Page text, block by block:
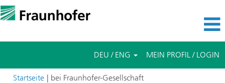
DEU / ENG MEIN PROFIL / LOGIN
Startseite | bei Fraunhofer-Gesellschaft(aktuelle